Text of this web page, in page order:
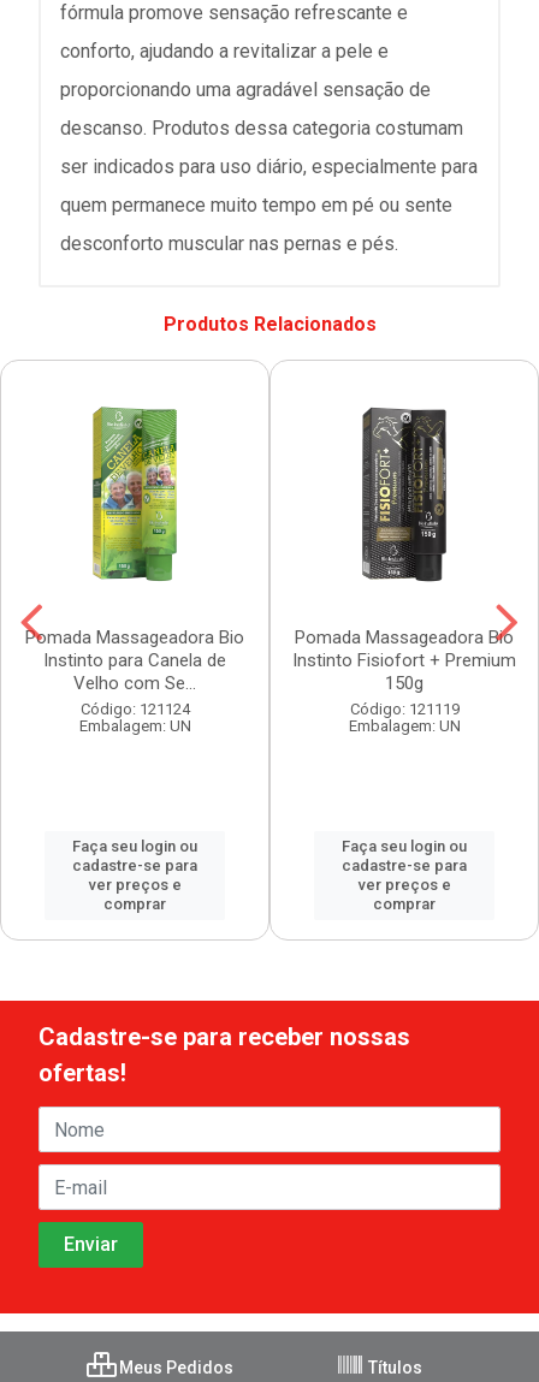
fórmula promove sensação refrescante e
conforto, ajudando a revitalizar a pele e
proporcionando uma agradável sensação de
descanso. Produtos dessa categoria costumam
ser indicados para uso diário, especialmente para
quem permanece muito tempo em pé ou sente
desconforto muscular nas pernas e pés.
Produtos Relacionados
Pomada Massageadora Bio
Instinto para Canela de
Velho com Se...
Código: 121124
Embalagem: UN
Faça seu login ou
cadastre-se para
ver preços e
comprar
Pomada Massageadora Bio
Instinto Fisiofort + Premium
150g
Código: 121119
Embalagem: UN
Faça seu login ou
cadastre-se para
ver preços e
comprar
Cadastre-se para receber nossas
ofertas!
Meus Pedidos Títulos